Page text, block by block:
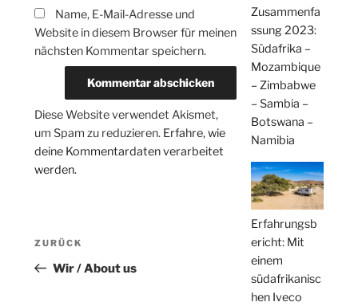
Name, E-Mail-Adresse und
Website in diesem Browser für meinen
nächsten Kommentar speichern.
Diese Website verwendet Akismet,
um Spam zu reduzieren. Erfahre, wie
deine Kommentardaten verarbeitet
werden.
Beitragsnavigation
Vorheriger
Beitrag
ZURÜCK
Wir / About us
Zusammenfa
ssung 2023:
Südafrika –
Mozambique
– Zimbabwe
– Sambia –
Botswana –
Namibia
Erfahrungsb
ericht: Mit
einem
südafrikanisc
hen Iveco